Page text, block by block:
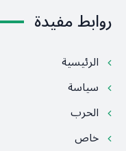
روابط مفيدة
الرئيسية
سياسة
الحرب
خاص